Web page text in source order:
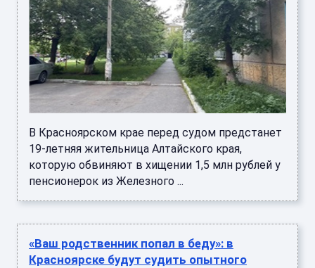
В Красноярском крае перед судом предстанет
19-летняя жительница Алтайского края,
которую обвиняют в хищении 1,5 млн рублей у
пенсионерок из Железного ...
«Ваш родственник попал в беду»: в
Красноярске будут судить опытного